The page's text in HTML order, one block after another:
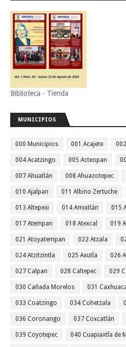
Biblioteca - Tienda
MUNICIPIOS
000 Municipios 001 Acajete
004 Acatzingo 005 Acteopan
007 Ahuatlán 008 Ahuazotepec
010 Ajalpan 011 Albino Zertuche
013 Altepexi 014 Amixtlán 015
017 Atempan 018 Atexcal 019
021 Atoyatempan 022 Atzala
024 Atzitzintla 025 Axutla 026
027 Calpan 028 Caltepec 029
030 Cañada Morelos 031
033 Coatzingo 034 Cohetzala
036 Coronango 037 Coxcatlán
039 Coyotepec 040 Cuapiaxtla de